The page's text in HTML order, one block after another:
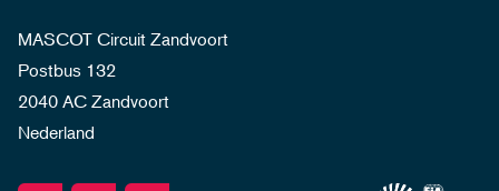
MASCOT Circuit Zandvoort
Postbus 132
2040 AC Zandvoort
Nederland